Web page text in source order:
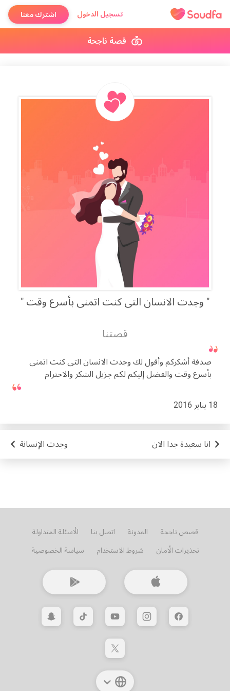
تسجيل الدخول اشترك معنا
قصة ناجحة
وجدت الانسان التى كنت اتمنى بأسرع وقت
قصتنا
صدفة أشكركم وأقول لك وجدت الانسان التى كنت اتمنى
بأسرع وقت والفضل إليكم لكم جزيل الشكر والاحترام
18 يناير 2016
انا سعيدة جدا الان وجدت الإنسانة
قصص ناجحة المدونة اتصل بنا الأسئلة المتداولة
تحذيرات الأمان شروط الاستخدام سياسة الخصوصية